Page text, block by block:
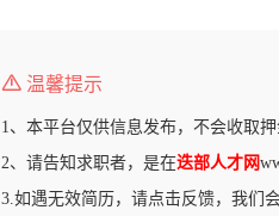
温馨提示
1、本平台仅供信息发布，不会收取
2、请告知求职者，是在迭部人才网
3.如遇无效简历，请点击反馈，我们